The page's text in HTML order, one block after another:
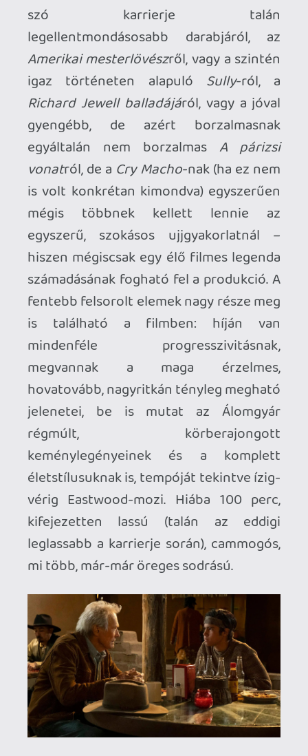
A csempész ) és gyengébbek is (
Jerseyből
), de azért mégis tud hozni egy
megszokott szintet, amivel ugyan nem
alkot új, modern mesterműveket, de nem
is csúfolja meg kiemelkedő pályafutását.
Igaz, a saját nevét és örökségét nem
tiporja sárba (ahogy attól is messze van,
hogy egy nemzeti hős fásult
alkonyéveinek lenyomata legyen), ám a
Cry Macholeginkább az előbb említett
Gran Torinolightos verziójának felel
meg. Csak cseréljük ki a kőkemény,
enyhén rasszista, zsémbes háborús
veteránt egy kiégett, mindent elvesztett
egykori rodeósztárra, akinek annak
idején egy sérülés miatt derékba tört a
karrierje, az Amerikában sanyarúan
tengődő Hmong népcsoportot pedig
mexikóiakra, és még néhány kisebb-
nagyobb változtatás után meg is kapjuk a
Cry Macho-t, ami sajnos képtelen
megismételni a sokáig Eastwood színészi
visszavonulásának szánt férfiasan
megható búcsúját – helyette nélkülözi
mindazt az összetettséget és erős
karakterprezentálást, ami arra a filmre
jellemző volt.
Az egész gond abban gyökeredzik
(mármint amellett, hogy a film túlságosan
hajaz aGran Torino-ra, és újra el akarja
sütni ugyanazt a poént, amit egyszer már
sikerült), hogy, noha a két főszereplő
közt határozottan jól működik a kémia,
és Eastwood öregkora ellenére is képes
elhitetni velünk, hogy kemény és
félelmetes ellenfél, a karakterek sajnos